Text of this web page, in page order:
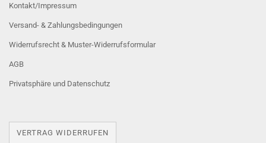
Kontakt/Impressum
Versand- & Zahlungsbedingungen
Widerrufsrecht & Muster-Widerrufsformular
AGB
Privatsphäre und Datenschutz
VERTRAG WIDERRUFEN